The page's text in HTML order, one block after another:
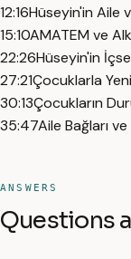
12:16Hüseyin'in Aile
15:10AMATEM ve
22:26Hüseyin'in
27:21Çocuklarla
30:13Çocukların
35:47Aile Bağları
ANSWERS
Questions